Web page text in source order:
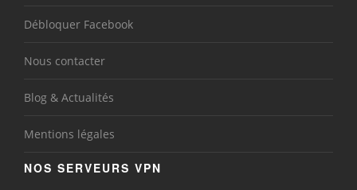
Débloquer Facebook
Nous contacter
Blog & Actualités
Mentions légales
NOS SERVEURS VPN